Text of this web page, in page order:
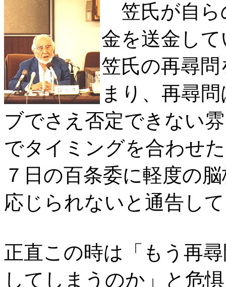
笠氏が自ら
金を送金し
笠氏の再尋
まり、再尋
ブでさえ否定できない
でタイミングを合わせ
７日の百条委に軽度の
応じられないと通告し
正直この時は「もう再
してしまうのか」と危